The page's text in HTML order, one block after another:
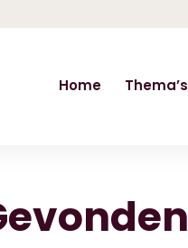
Home Thema’s